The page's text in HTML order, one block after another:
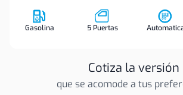
Gasolina 5 Puertas
Cotiza la versión
que se acomode a tus